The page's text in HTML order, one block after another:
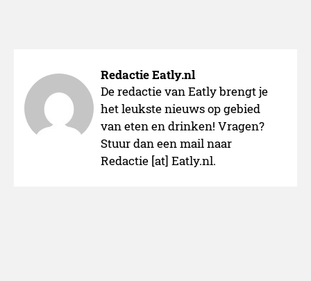
Redactie Eatly.nl
De redactie van Eatly brengt je
het leukste nieuws op gebied
van eten en drinken! Vragen?
Stuur dan een mail naar
Redactie [at] Eatly.nl.